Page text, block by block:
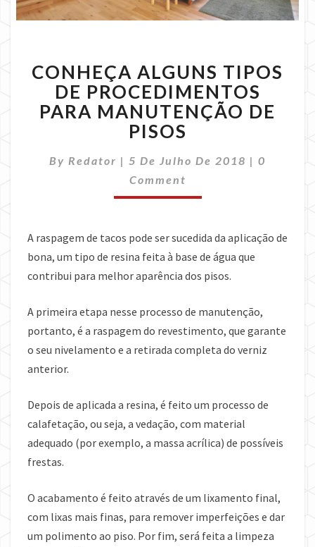
ALGUNS
TIPOS
DE
PROCEDIMENTOS
PARA
DE
PISOS
CONHEÇA ALGUNS TIPOS
DE PROCEDIMENTOS
PARA MANUTENÇÃO DE
PISOS
By Redator | 5 De Julho De 2018 | 0
Comment
A raspagem de tacos pode ser sucedida da aplicação de
bona, um tipo de resina feita à base de água que
contribui para melhor aparência dos pisos.
A primeira etapa nesse processo de manutenção,
portanto, é a raspagem do revestimento, que garante
o seu nivelamento e a retirada completa do verniz
anterior.
Depois de aplicada a resina, é feito um processo de
calafetação, ou seja, a vedação, com material
adequado (por exemplo, a massa acrílica) de possíveis
frestas.
O acabamento é feito através de um lixamento final,
com lixas mais finas, para remover imperfeições e dar
um polimento ao piso. Por fim, será feita a limpeza